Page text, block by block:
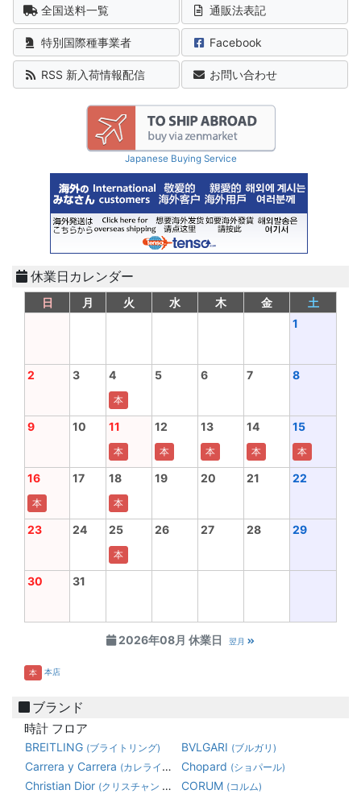
全国送料一覧 通販法表記
特別国際種事業者 Facebook
RSS 新入荷情報配信 お問い合わせ
Japanese Buying Service
休業日カレンダー
2026年08月 休業日 翌月
日 月 火 水 木 金
土
1
2 3 4
本
5 6 7 8
9 10 11
本
12
本
13
本
14
本
15
本
16
本
17 18
本
19 20 21 22
23 24 25
本
26 27 28 29
30 31
本 本店
ブランド
時計 フロア
BREITLING (ブライトリング) BVLGARI (ブルガリ)
Carrera y Carrera (カレライカレラ) Chopard (ショパール)
Christian Dior (クリスチャン ディオール) CORUM (コルム)